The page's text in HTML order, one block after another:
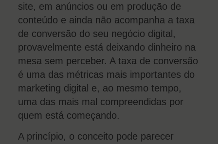
site, em anúncios ou em produção de
conteúdo e ainda não acompanha a taxa
de conversão do seu negócio digital,
provavelmente está deixando dinheiro na
mesa sem perceber. A taxa de conversão
é uma das métricas mais importantes do
marketing digital e, ao mesmo tempo,
uma das mais mal compreendidas por
quem está começando.
A princípio, o conceito pode parecer